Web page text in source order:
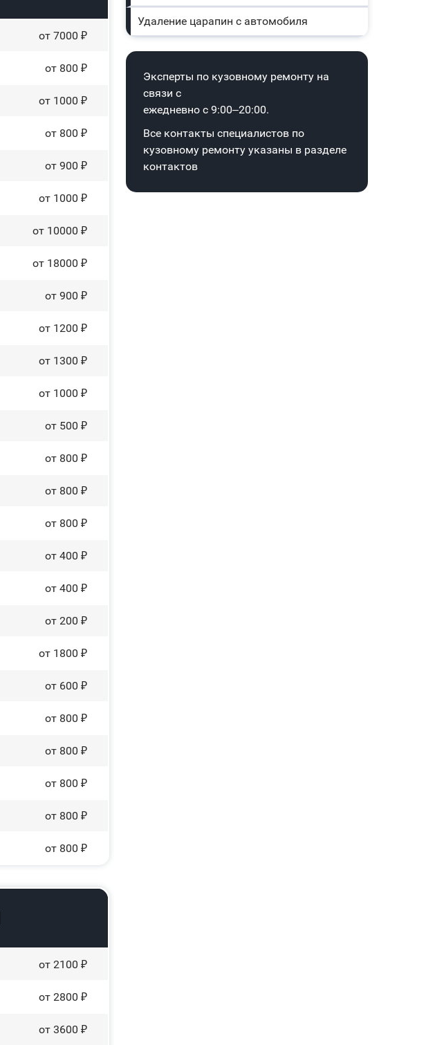
от 7000 ₽
от 800 ₽
от 1000 ₽
от 800 ₽
от 900 ₽
от 1000 ₽
от 10000 ₽
от 18000 ₽
от 900 ₽
от 1200 ₽
от 1300 ₽
от 1000 ₽
от 500 ₽
от 800 ₽
от 800 ₽
от 800 ₽
от 400 ₽
от 400 ₽
от 200 ₽
от 1800 ₽
от 600 ₽
от 800 ₽
от 800 ₽
от 800 ₽
от 800 ₽
от 800 ₽
от 2100 ₽
от 2800 ₽
от 3600 ₽
Удаление царапин с автомобиля
Эксперты по кузовному ремонту на
связи с
ежедневно с 9:00–20:00.
Все контакты специалистов по
кузовному ремонту указаны в разделе
контактов